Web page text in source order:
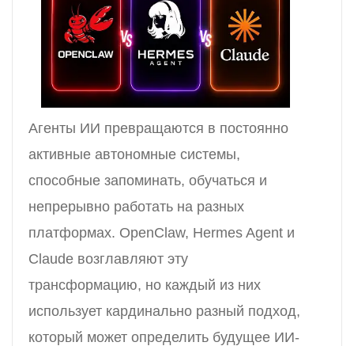
Агенты ИИ превращаются в постоянно
активные автономные системы,
способные запоминать, обучаться и
непрерывно работать на разных
платформах. OpenClaw, Hermes Agent и
Claude возглавляют эту
трансформацию, но каждый из них
использует кардинально разный подход,
который может определить будущее ИИ-